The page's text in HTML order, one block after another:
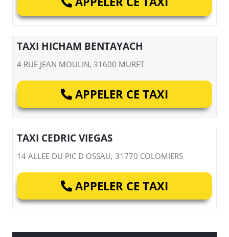
TAXI HICHAM BENTAYACH
4 RUE JEAN MOULIN, 31600 MURET
APPELER CE TAXI
TAXI CEDRIC VIEGAS
14 ALLEE DU PIC D OSSAU, 31770 COLOMIERS
APPELER CE TAXI